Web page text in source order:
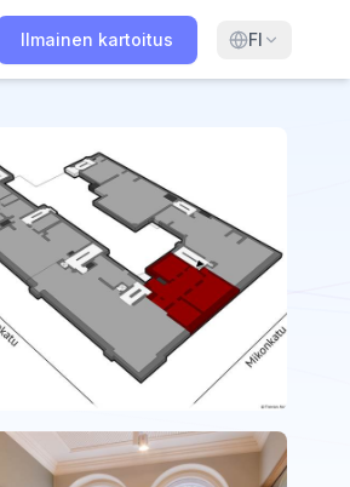
Ilmainen kartoitus FI